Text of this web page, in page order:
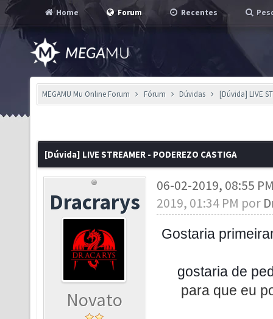
Home Forum Recentes
MEGAMU Mu Online Forum Fórum Dúvidas [Dúvida] LIVE
[Dúvida] LIVE STREAMER - PODEREZO CASTIGA
Dracrarys
Novato
06-02-2019, 08:55
2019, 01:34 PM por
Gostaria
gostaria de
para que eu